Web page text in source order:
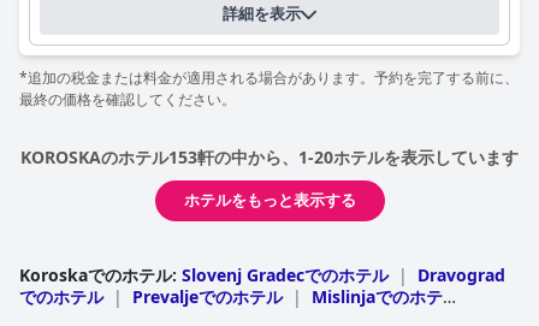
詳細を表示
*追加の税金または料金が適用される場合があります。予約を完了する前に、
最終の価格を確認してください。
KOROSKAのホテル153軒の中から、1-20ホテルを表示しています
ホテルをもっと表示する
Koroskaでのホテル: Slovenj Gradecでのホテル |
Dravograd
でのホテル | Prevaljeでのホテル |
Mislinjaでのホテ